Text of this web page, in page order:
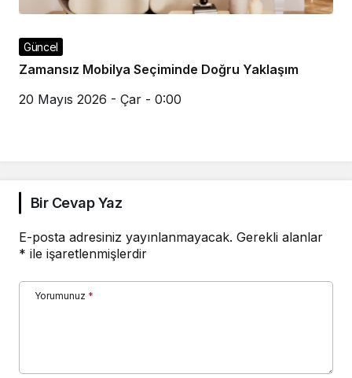
Güncel
Zamansız Mobilya Seçiminde Doğru Yaklaşım
20 Mayıs 2026 - Çar - 0:00
Bir Cevap Yaz
E-posta adresiniz yayınlanmayacak. Gerekli alanlar
* ile işaretlenmişlerdir
Yorumunuz *